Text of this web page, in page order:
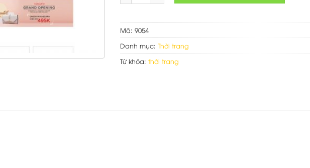
Mã: 9054
Danh mục: Thời trang
Từ khóa: thời trang